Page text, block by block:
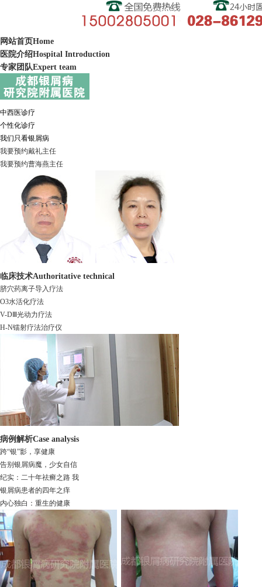
网站首页Home
医院介绍Hospital Introduction
专家团队Expert team
中西医诊疗
个性化诊疗
我们只看银屑病
我要预约戴礼主任
我要预约曹海燕主任
临床技术Authoritative technical
脐穴药离子导入疗法
O3水活化疗法
V-DⅢ光动力疗法
H-N镭射疗法治疗仪
病例解析Case analysis
跨“银”影，享健康
告别银屑病魔，少女自信
纪实：二十年祛癣之路 我
银屑病患者的四年之痒
内心独白：重生的健康